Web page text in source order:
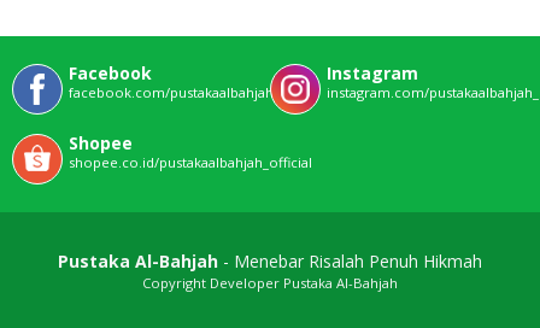
Facebook
facebook.com/pustakaalbahjahofficial
Instagram
instagram.com/
Shopee
shopee.co.id/pustakaalbahjah_official
Pustaka Al-Bahjah - Menebar Risalah Penuh Hikmah
Copyright Developer Pustaka Al-Bahjah